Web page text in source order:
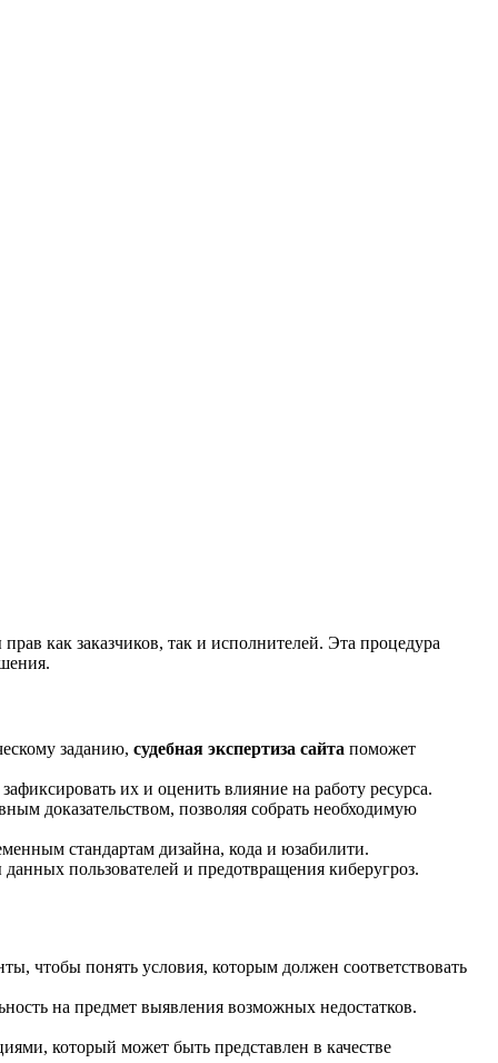
как заказчиков, так и исполнителей. Эта процедура
заданию, судебная экспертиза сайта поможет
их и оценить влияние на работу ресурса.
доказательством, позволяя собрать необходимую
стандартам дизайна, кода и юзабилити.
пользователей и предотвращения киберугроз.
чтобы понять условия, которым должен соответствовать
на предмет выявления возможных недостатков.
который может быть представлен в качестве